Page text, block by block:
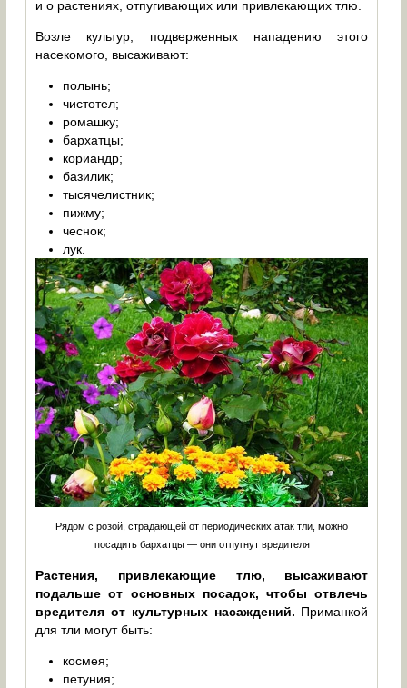
и о растениях, отпугивающих или привлекающих тлю.
Возле культур, подверженных нападению этого
насекомого, высаживают:
полынь;
чистотел;
ромашку;
бархатцы;
кориандр;
базилик;
тысячелистник;
пижму;
чеснок;
лук.
Рядом с розой, страдающей от периодических атак тли, можно
посадить бархатцы — они отпугнут вредителя
Растения, привлекающие тлю, высаживают
подальше от основных посадок, чтобы отвлечь
вредителя от культурных насаждений. Приманкой
для тли могут быть:
космея;
петуния;